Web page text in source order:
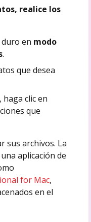
realice los
duro en modo
.
que desea
clic en
que
sus archivos. La
aplicación de
for Mac,
en el